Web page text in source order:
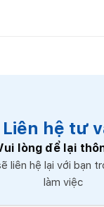
Liên hệ tư
lòng để lại
liên hệ lại với bạn
làm việc